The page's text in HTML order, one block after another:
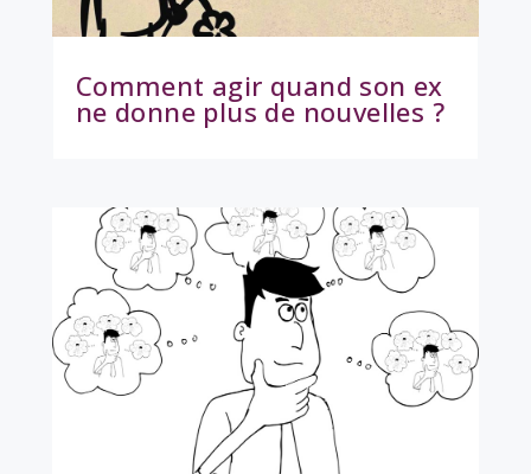
Comment agir quand son ex
ne donne plus de nouvelles ?